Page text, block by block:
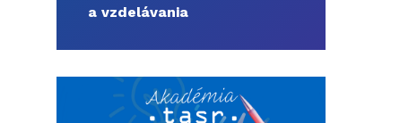
a vzdelávania